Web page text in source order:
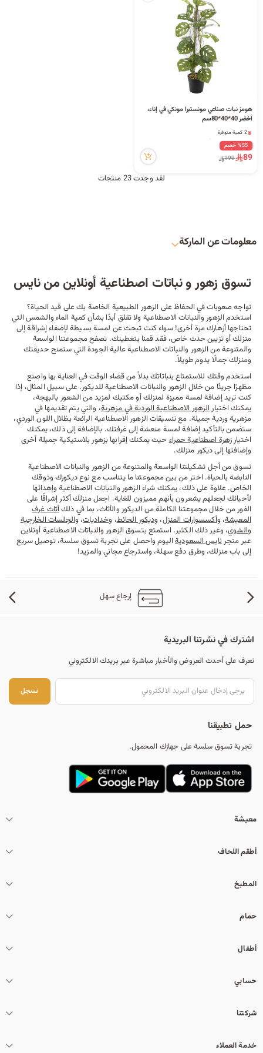
هومز نبات صناعي مونستيرا مونكي في إناء،
أخضر 40*40*80سم
2 كمية متوفرة
2 كمية متوفرة
11 مشاهدة مؤخراً
%55 خصم
89
199
لقد وجدت 23 منتجات
معلومات عن الماركة
تسوق زهور و نباتات اصطناعية أونلاين من نايس
تواجه صعوبات في الحفاظ على الزهور الطبيعية الخاصة بك على قيد الحياة؟
استخدم الزهور والنباتات الاصطناعية ولا تقلق أبدًا بشأن كمية الماء والشمس التي
تحتاجها أزهارك مرة أخرى! سواء كنت تبحث عن لمسة بسيطة لإضفاء إشراقة إلى
منزلك أو تزيين حدث خاص، فقد قمنا بتغطيتك. تصفح مجموعتنا الواسعة
والمتنوعة من الزهور والنباتات الاصطناعية عالية الجودة التي ستمنح حديقتك
ومنزلك جمالًا يدوم طويلاً.
استخدم وقتك للاستمتاع بنباتاتك بدلاً من قضاء الوقت في العناية بها واصنع
مظهرًا جريئًا من خلال الزهور والنباتات الاصطناعية للديكور. على سبيل المثال، إذا
كنت تريد إضافة لمسة مميزة لمنزلك أو مكتبك لمزيد من الشعور بالبهجة،
يمكنك اختيارالزهورالاصطناعيةالورديةفيمزهرية، والتي يتم تقديمها في
مزهرية وردية جميلة. مع تنسيقات الزهور الاصطناعية الرائعة بظلال اللون الوردي،
ستضمن بالتأكيد إضافة لمسة منعشة إلى غرفتك. بالإضافة إلى ذلك، يمكنك
اختيارزهرةاصطناعيةحمراءحيث يمكنك إقرانها بزهور بلاستيكية جميلة أخرى
وإضافتها إلى ديكور منزلك.
تسوق من أجل تشكيلتنا الواسعة والمتنوعة من الزهور والنباتات الاصطناعية
النابضة بالحياة. اختر من بين مجموعتنا ما يتناسب مع نوع ديكورك وذوقك
الخاص. علاوة على ذلك، يمكنك شراء الزهور والنباتات الاصطناعية وإهدائها
لأحبائك لجعلهم يشعرون بأنهم مميزون للغاية. اجعل منزلك أكثر إشراقًا على
الفور من خلال مجموعتنا الكاملة من الديكور والأثاث، بما في ذلكأثاثغرف
المعيشة، وأكسسوارات المنزل، و ديكور الحائط، و خداديات، والجلساتالخارجية
والشوي، وغير ذلك الكثير. استمتع بتسوق الزهور والنباتات الاصطناعية أونلاين
عبر متجرنايس السعوديةاليوم واحصل على تجربة تسوق سلسة، توصيل سريع
إلى باب منزلك، وطرق دفع سهلة، واسترجاع مجاني والمزيد!
إرجاع سهل
اشترك في نشرتنا البريدية
تعرف على أحدث العروض والأخبار مباشرة عبر بريدك الالكتروني
تسجل
حمل تطبيقنا
تجربة تسوق سلسة على جهازك المحمول.
معيشة
أطقم اللحاف
المطبخ
حمام
أطفال
حسابي
شركتنا
خدمة العملاء